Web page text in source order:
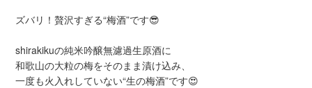
ズバリ！贅沢すぎる“梅酒”です😎
shirakikuの純米吟醸無濾過生原酒に
和歌山の大粒の梅をそのまま漬け込み、
一度も火入れしていない“生の梅酒”です😍